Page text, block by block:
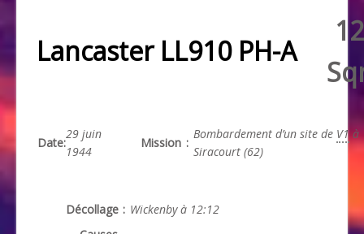
Lancaster LL910 PH-A
12
Date:
29 juin
1944
Mission :
Bombardement d’un site de V1à
Siracourt (62)
Décollage : Wickenby à 12:12